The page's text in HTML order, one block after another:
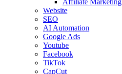
Affiliate Marketing
Website
SEO
AI Automation
Google Ads
Youtube
Facebook
TikTok
CapCut